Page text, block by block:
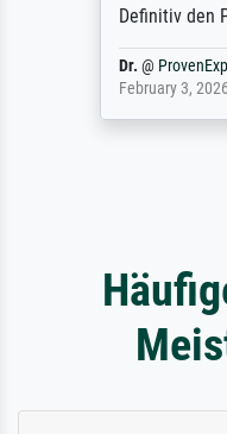
Definitiv den
@ ProvenExpert
February 3, 2026